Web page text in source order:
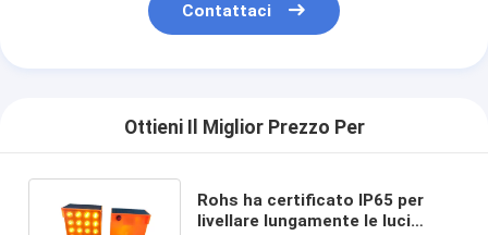
Contattaci
Ottieni Il Miglior Prezzo Per
Rohs ha certificato IP65 per
livellare lungamente le luci